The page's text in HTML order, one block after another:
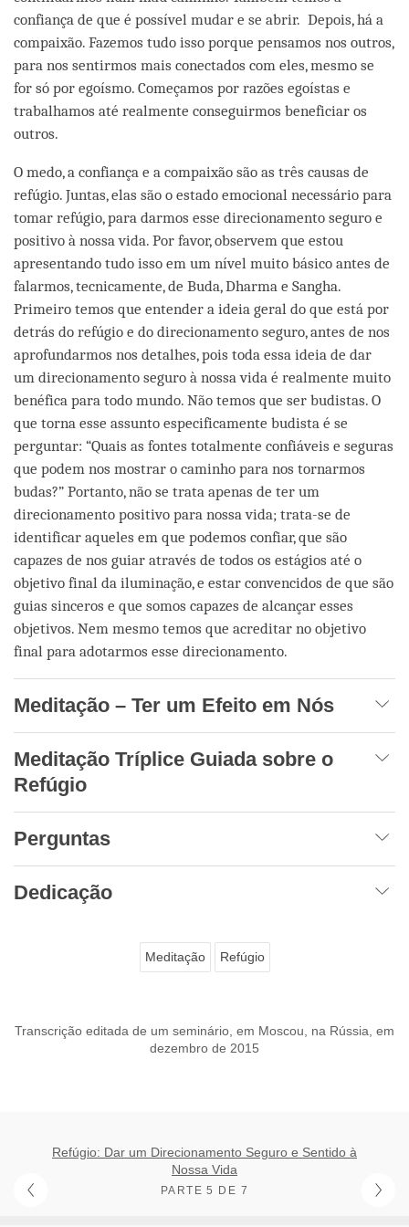
confiança de que é possível mudar e se abrir. Depois, há a
compaixão. Fazemos tudo isso porque pensamos nos outros,
para nos sentirmos mais conectados com eles, mesmo se
for só por egoísmo. Começamos por razões egoístas e
trabalhamos até realmente conseguirmos beneficiar os
outros.
O medo, a confiança e a compaixão são as três causas de
refúgio. Juntas, elas são o estado emocional necessário para
tomar refúgio, para darmos esse direcionamento seguro e
positivo à nossa vida. Por favor, observem que estou
apresentando tudo isso em um nível muito básico antes de
falarmos, tecnicamente, de Buda, Dharma e Sangha.
Primeiro temos que entender a ideia geral do que está por
detrás do refúgio e do direcionamento seguro, antes de nos
aprofundarmos nos detalhes, pois toda essa ideia de dar
um direcionamento seguro à nossa vida é realmente muito
benéfica para todo mundo. Não temos que ser budistas. O
que torna esse assunto especificamente budista é se
perguntar: “Quais as fontes totalmente confiáveis e seguras
que podem nos mostrar o caminho para nos tornarmos
budas?” Portanto, não se trata apenas de ter um
direcionamento positivo para nossa vida; trata-se de
identificar aqueles em que podemos confiar, que são
capazes de nos guiar através de todos os estágios até o
objetivo final da iluminação, e estar convencidos de que são
guias sinceros e que somos capazes de alcançar esses
objetivos. Nem mesmo temos que acreditar no objetivo
final para adotarmos esse direcionamento.
Meditação – Ter um Efeito em Nós
Meditação Tríplice Guiada sobre o
Refúgio
Perguntas
Dedicação
Meditação Refúgio
Transcrição editada de um seminário, em Moscou, na Rússia, em
dezembro de 2015
Refúgio: Dar um Direcionamento Seguro e Sentido à
Nossa Vida
PARTE 5 DE 7